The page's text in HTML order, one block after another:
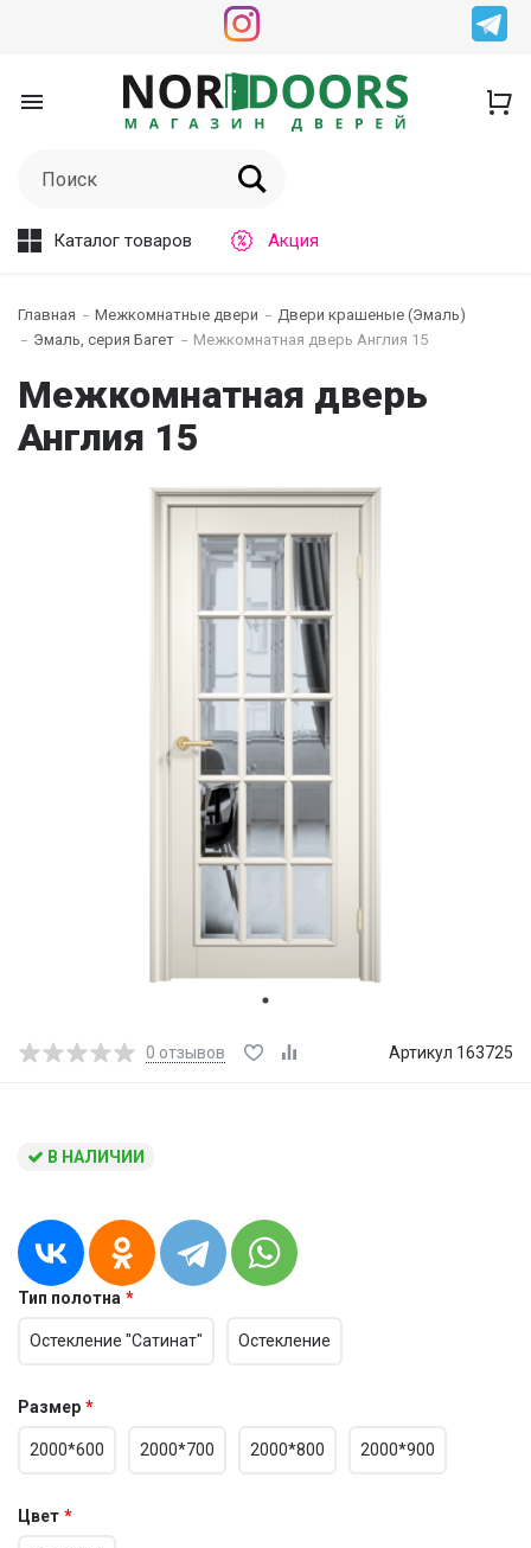
Каталог товаров Акция
Главная Межкомнатные двери
Двери крашеные (Эмаль)
Эмаль, серия Багет
Межкомнатная дверь Англия 15
Межкомнатная дверь
Англия 15
0 отзывов Артикул 163725
В НАЛИЧИИ
Тип полотна
Остекление "Сатинат" Остекление
Размер
2000*600 2000*700 2000*800 2000*900
Цвет